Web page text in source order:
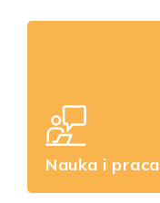
Nauka i praca